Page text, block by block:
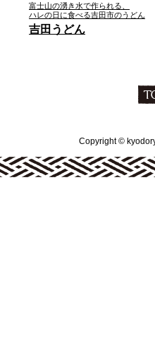
富士山の湧き水で作られる、
ハレの日に食べる吉田市のうどん
吉田うどん
Copyright ©